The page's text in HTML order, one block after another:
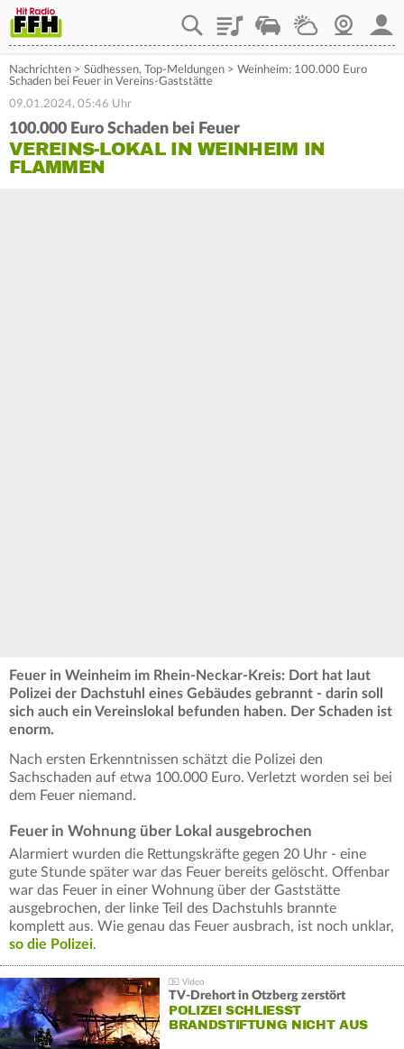
PlaylistStaupilotWetterWebcam
Nachrichten > Südhessen, Top-Meldungen > Weinheim: 100.000 Euro
Schaden bei Feuer in Vereins-Gaststätte
09.01.2024, 05:46 Uhr
100.000 Euro Schaden bei Feuer
VEREINS-LOKAL IN WEINHEIM IN
FLAMMEN
Feuer in Weinheim im Rhein-Neckar-Kreis: Dort hat laut
Polizei der Dachstuhl eines Gebäudes gebrannt - darin soll
sich auch ein Vereinslokal befunden haben. Der Schaden ist
enorm.
Nach ersten Erkenntnissen schätzt die Polizei den
Sachschaden auf etwa 100.000 Euro. Verletzt worden sei bei
dem Feuer niemand.
Feuer in Wohnung über Lokal ausgebrochen
Alarmiert wurden die Rettungskräfte gegen 20 Uhr - eine
gute Stunde später war das Feuer bereits gelöscht. Offenbar
war das Feuer in einer Wohnung über der Gaststätte
ausgebrochen, der linke Teil des Dachstuhls brannte
komplett aus. Wie genau das Feuer ausbrach, ist noch unklar,
so die Polizei.
TV-Drehort in Otzberg zerstört
POLIZEI SCHLIESST B
RANDSTIFTUNG NICHT AUS